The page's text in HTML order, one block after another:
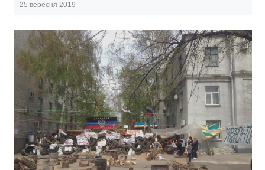
25 вересня 2019